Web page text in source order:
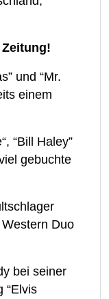
und “Mr.
einem
“Bill Haley”
gebuchte
Duo
bei seiner
“Elvis